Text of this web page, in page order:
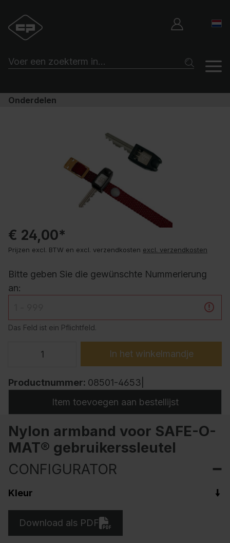
Onderdelen
€ 24,00*
Prijzen excl. BTW en excl. verzendkosten excl. verzendkosten
Bitte geben Sie die gewünschte Nummerierung
an:
Das Feld ist ein Pflichtfeld.
In het winkelmandje
Productnummer: 08501-4653|
Item toevoegen aan bestellijst
Nylon armband voor SAFE-O-
MAT® gebruikerssleutel
CONFIGURATOR
Kleur
Download als PDF